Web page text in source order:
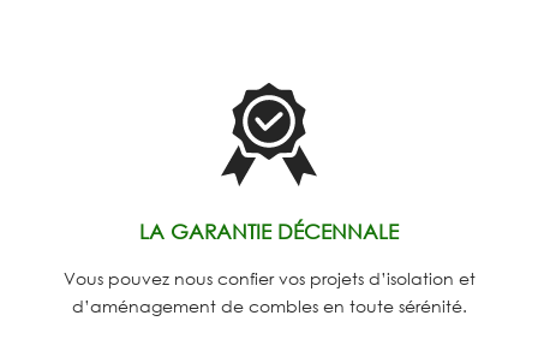
LA GARANTIE DÉCENNALE
Vous pouvez nous confier vos projets d’isolation et
d’aménagement de combles en toute sérénité.